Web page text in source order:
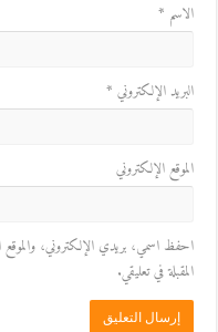
الاسم *
البريد الإلكتروني *
الموقع الإلكتروني
احفظ اسمي، بريدي الإلكتروني، والموقع
المقبلة في تعليقي.